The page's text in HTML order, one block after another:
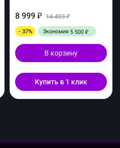
8 999 ₽ 14 499₽
- 37% Экономия 5 500 ₽
В корзину
Купить в 1 клик